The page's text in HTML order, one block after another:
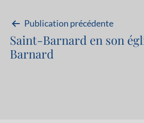
Navigation
de
Publication précédente
Saint-Barnard en son
Barnard